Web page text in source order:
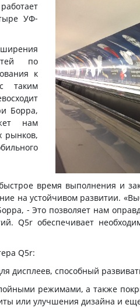
УФ-
по
к
таким
Борра,
нам
рынков,
время выполнения и
на устойчивом развитии.
- Это позволяет нам
Q5r обеспечивает
Q5r:
способный
режимами, а также
или улучшения дизайна и